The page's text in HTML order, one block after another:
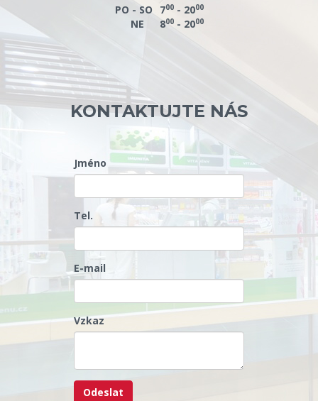
PO - SO 700- 2000
NE 800- 2000
KONTAKTUJTE NÁS
Jméno
Tel.
E-mail
Vzkaz